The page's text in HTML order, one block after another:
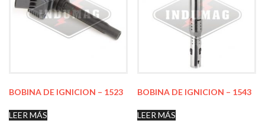
BOBINA DE IGNICION – 1523
LEER MÁS
BOBINA DE IGNICION – 1543
LEER MÁS